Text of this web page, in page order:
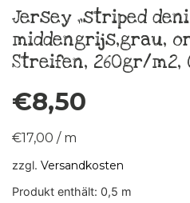
Jersey „striped
middengrijs,grau,
Streifen, 260gr/m2,
€8,50
€17,00 / m
zzgl. Versandkosten
Produkt enthält: 0,5 m